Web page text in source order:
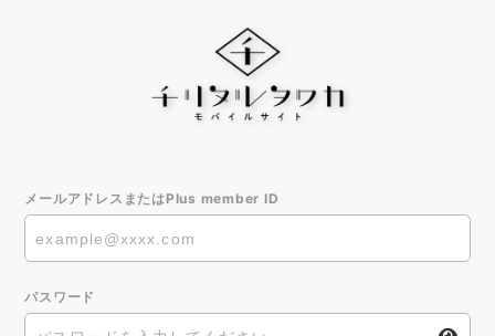
メールアドレスまたはPlus member ID
パスワード